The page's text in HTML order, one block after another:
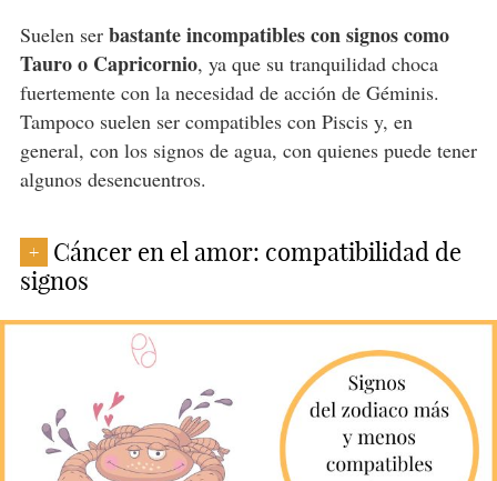
Suelen ser bastante incompatibles con signos como
Tauro o Capricornio, ya que su tranquilidad choca
fuertemente con la necesidad de acción de Géminis.
Tampoco suelen ser compatibles con Piscis y, en
general, con los signos de agua, con quienes puede tener
algunos desencuentros.
+
Cáncer en el amor: compatibilidad de
signos